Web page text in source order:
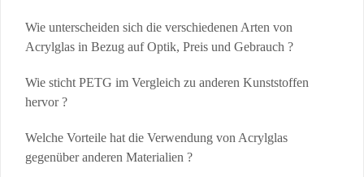
Wie unterscheiden sich die verschiedenen Arten von
Acrylglas in Bezug auf Optik, Preis und Gebrauch ?
Wie sticht PETG im Vergleich zu anderen Kunststoffen
hervor ?
Welche Vorteile hat die Verwendung von Acrylglas
gegenüber anderen Materialien ?